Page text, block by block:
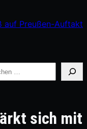
auf Preußen-Auftakt
sich mit